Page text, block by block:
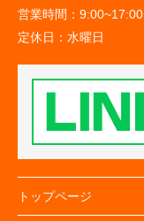
営業時間： 9:00~17:00
定休日： 水曜日
トップページ